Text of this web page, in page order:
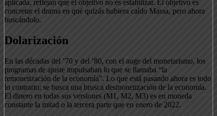
aplicada, reflejan que el objetivo no es estabilizar. El objetivo es
concretar el drama en qué quizás hubiera caído Massa, pero ahora
buscándolo.
Dolarización
En las décadas del ’70 y del ’80, con el auge del monetarismo, los
programas de ajuste impulsaban lo que se llamaba “la
remonetización de la economía”. Lo que está pasando ahora es todo
lo contrario: se busca una brusca desmonetización de la economía.
El dinero en todas sus versiones (M1, M2, M3) es en moneda
constante la mitad o la tercera parte que en enero de 2022.